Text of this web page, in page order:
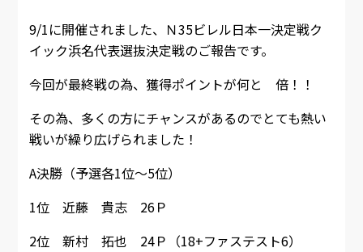
9/1に開催されました、Ｎ35ビレル日本一決定戦ク
イック浜名代表選抜決定戦のご報告です。
今回が最終戦の為、獲得ポイントが何と 倍！！
その為、多くの方にチャンスがあるのでとても熱い
戦いが繰り広げられました！
A決勝（予選各1位～5位）
1位 近藤 貴志 26Ｐ
2位 新村 拓也 24Ｐ（18+ファステスト6）